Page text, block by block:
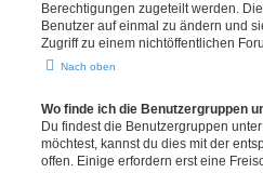
Berechtigungen zugeteilt werden.
Benutzer auf einmal zu ändern und
Zugriff zu einem nichtöffentlichen
Nach oben
Wo finde ich die Benutzergruppen
Du findest die Benutzergruppen
möchtest, kannst du dies mit der
offen. Einige erfordern erst eine